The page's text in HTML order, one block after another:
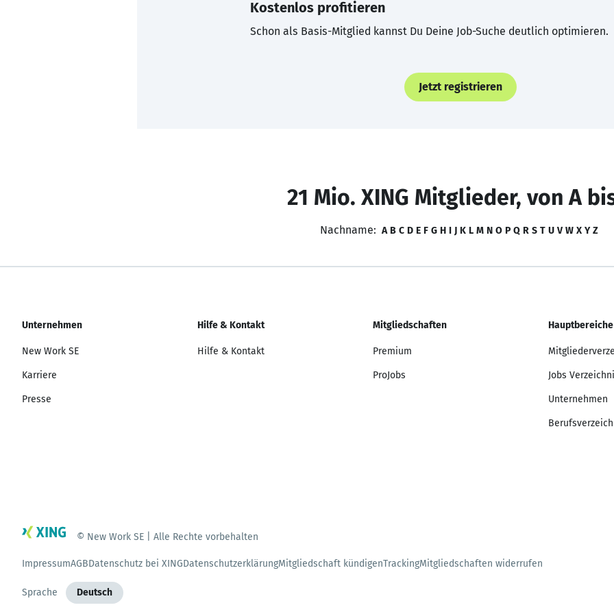
Kostenlos profitieren
Schon als Basis-Mitglied kannst Du Deine Job-Suche deutlich optimieren.
Jetzt registrieren
21 Mio. XING Mitglieder, von A
Nachname: A B C D E F G H I J K L M N O P Q R S T U V W X Y Z
Unternehmen
New Work SE
Karriere
Presse
Hilfe & Kontakt
Hilfe & Kontakt
Mitgliedschaften
Premium
ProJobs
Hauptbereiche
Jobs
Unternehmen
© New Work SE | Alle Rechte vorbehalten
ImpressumAGBDatenschutz bei XINGDatenschutzerklärungMitgliedschaft kündigenTrackingMitgliedschaften widerrufen
Sprache Deutsch